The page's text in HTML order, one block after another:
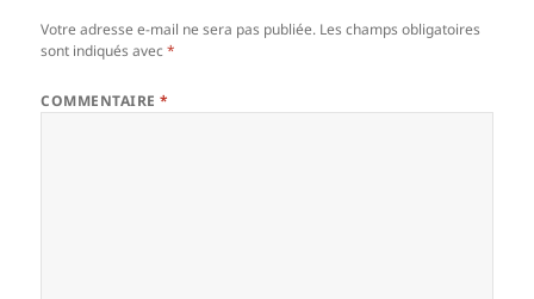
Votre adresse e-mail ne sera pas publiée. Les champs obligatoires
sont indiqués avec*
COMMENTAIRE*